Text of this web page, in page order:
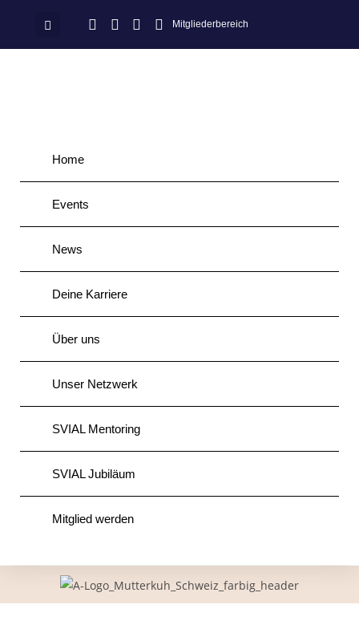
Mitgliederbereich
Home
Events
News
Deine Karriere
Über uns
Unser Netzwerk
SVIAL Mentoring
SVIAL Jubiläum
Mitglied werden